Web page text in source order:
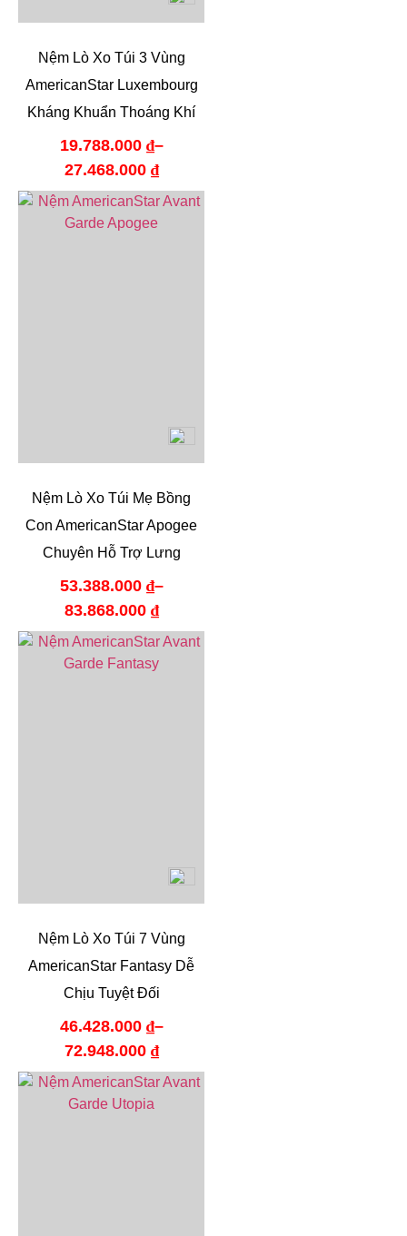
Nệm Lò Xo Túi 3 Vùng
AmericanStar Luxembourg
Kháng Khuẩn Thoáng Khí
19.788.000 ₫–
27.468.000 ₫
Nệm Lò Xo Túi Mẹ Bồng
Con AmericanStar Apogee
Chuyên Hỗ Trợ Lưng
53.388.000 ₫–
83.868.000 ₫
Nệm Lò Xo Túi 7 Vùng
AmericanStar Fantasy Dễ
Chịu Tuyệt Đối
46.428.000 ₫–
72.948.000 ₫